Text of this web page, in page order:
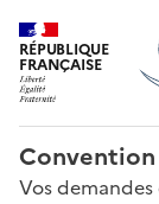
RÉPUBLIQUE
FRANÇAISE
Vos